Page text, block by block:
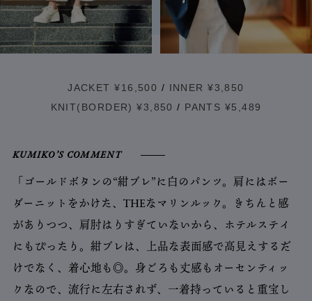
JACKET ¥16,500 / INNER ¥3,850
KNIT(BORDER) ¥3,850 / PANTS ¥5,489
KUMIKO’S COMMENT
「ゴールドボタンの“紺ブレ”に白のパンツ。肩にはボー
ダーニットをかけた、THEなマリンルック。きちんと感
がありつつ、肩肘はりすぎていないから、ホテルステイ
にもぴったり。紺ブレは、上品な表面感で高見えするだ
けでなく、着心地も◎。身ごろも丈感もオーセンティッ
クなので、流行に左右されず、一着持っていると重宝し